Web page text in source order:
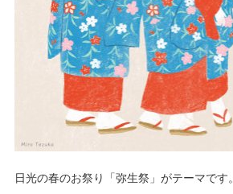
日光の春のお祭り「弥生祭」がテーマです。